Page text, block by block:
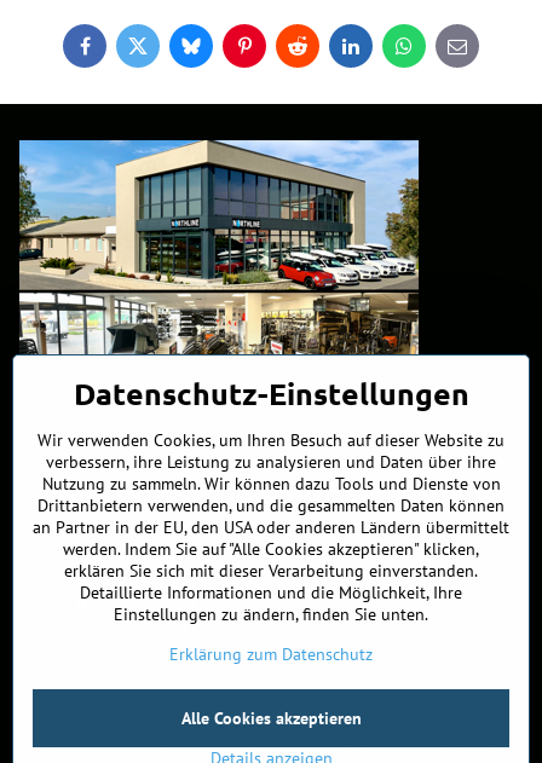
FacebookTwitterBlueskyPinterestReddit LinkedInWhatsApp
E-
mail
Kontakte
+421 902 255 255
ÖFFNUNGSZEITEN
MO, DIE, MITT, FREI9:00 - 17:00
© 2026Urheberrecht
Datenschutz-EinstellungenErklärung zum DatenschutzBestellstatus
Datenschutz-Einstellungen
Wir verwenden Cookies, um Ihren Besuch auf dieser Website zu
verbessern, ihre Leistung zu analysieren und Daten über ihre
Nutzung zu sammeln. Wir können dazu Tools und Dienste von
Drittanbietern verwenden, und die gesammelten Daten können
an Partner in der EU, den USA oder anderen Ländern übermittelt
werden. Indem Sie auf "Alle Cookies akzeptieren" klicken,
erklären Sie sich mit dieser Verarbeitung einverstanden.
Detaillierte Informationen und die Möglichkeit, Ihre
Einstellungen zu ändern, finden Sie unten.
Erklärung zum Datenschutz
Details anzeigen
Alle Cookies akzeptieren